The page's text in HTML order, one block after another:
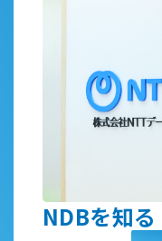
NDBを知る